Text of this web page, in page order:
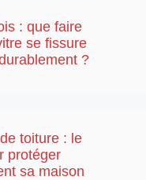
: que faire
se fissure
?
toiture : le
protéger
sa maison